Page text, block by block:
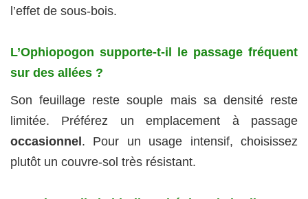
l’effet de sous-bois.
L’Ophiopogon supporte-t-il le passage fréquent
sur des allées ?
Son feuillage reste souple mais sa densité reste
limitée. Préférez un emplacement à passage
occasionnel. Pour un usage intensif, choisissez
plutôt un couvre-sol très résistant.